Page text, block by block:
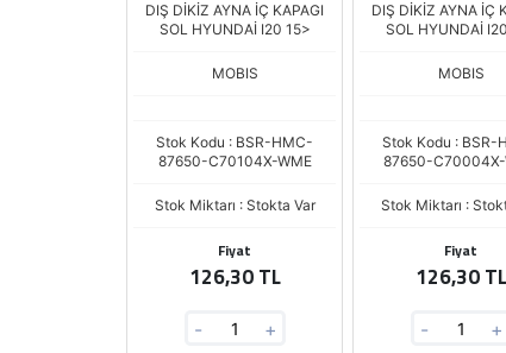
DIŞ DİKİZ AYNA İÇ KAPAGI
SOL HYUNDAİ I20 15>
MOBIS
Stok Kodu : BSR-HMC-
87650-C70104X-WME
Stok Miktarı : Stokta Var
Fiyat
126,30 TL
- +
DIŞ DİKİZ AYNA İÇ
SOL HYUNDAİ
MOBIS
Stok Kodu : BSR-
87650-C70004X-
Stok Miktarı :
Fiyat
126,30 TL
- +